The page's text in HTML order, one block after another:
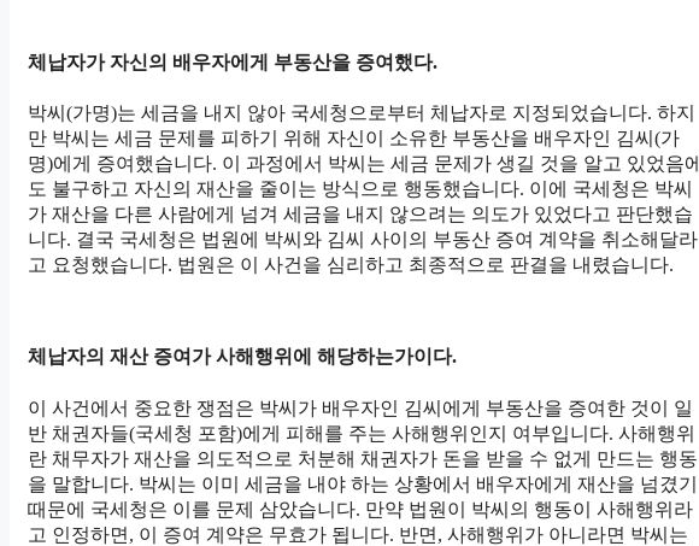
체납자가 자신의 배우자에게 부동산을 증여했다.
박씨(가명)는 세금을 내지 않아 국세청으로부터 체납자로 지정되었습니다. 하지
만 박씨는 세금 문제를 피하기 위해 자신이 소유한 부동산을 배우자인 김씨(가
명)에게 증여했습니다. 이 과정에서 박씨는 세금 문제가 생길 것을 알고 있었음에
도 불구하고 자신의 재산을 줄이는 방식으로 행동했습니다. 이에 국세청은 박씨
가 재산을 다른 사람에게 넘겨 세금을 내지 않으려는 의도가 있었다고 판단했습
니다. 결국 국세청은 법원에 박씨와 김씨 사이의 부동산 증여 계약을 취소해달라
고 요청했습니다. 법원은 이 사건을 심리하고 최종적으로 판결을 내렸습니다.
체납자의 재산 증여가 사해행위에 해당하는가이다.
이 사건에서 중요한 쟁점은 박씨가 배우자인 김씨에게 부동산을 증여한 것이 일
반 채권자들(국세청 포함)에게 피해를 주는 사해행위인지 여부입니다. 사해행위
란 채무자가 재산을 의도적으로 처분해 채권자가 돈을 받을 수 없게 만드는 행동
을 말합니다. 박씨는 이미 세금을 내야 하는 상황에서 배우자에게 재산을 넘겼기
때문에 국세청은 이를 문제 삼았습니다. 만약 법원이 박씨의 행동이 사해행위라
고 인정하면, 이 증여 계약은 무효가 됩니다. 반면, 사해행위가 아니라면 박씨는